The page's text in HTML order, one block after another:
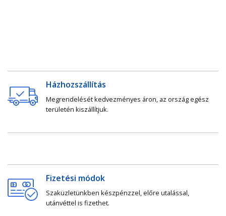
Házhozszállítás
Megrendelését kedvezményes áron, az ország egész
területén kiszállítjuk.
Fizetési módok
Szaküzletünkben készpénzzel, előre utalással,
utánvéttel is fizethet.